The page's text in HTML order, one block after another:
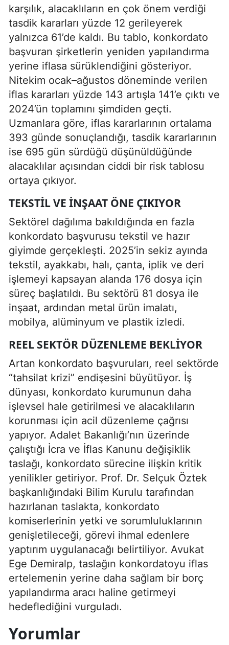
karşılık, alacaklıların en çok önem verdiği
tasdik kararları yüzde 12 gerileyerek
yalnızca 61’de kaldı. Bu tablo, konkordato
başvuran şirketlerin yeniden yapılandırma
yerine iflasa sürüklendiğini gösteriyor.
Nitekim ocak–ağustos döneminde verilen
iflas kararları yüzde 143 artışla 141’e çıktı ve
2024’ün toplamını şimdiden geçti.
Uzmanlara göre, iflas kararlarının ortalama
393 günde sonuçlandığı, tasdik kararlarının
ise 695 gün sürdüğü düşünüldüğünde
alacaklılar açısından ciddi bir risk tablosu
ortaya çıkıyor.
TEKSTIL VE İNŞAAT ÖNE ÇIKIYOR
Sektörel dağılıma bakıldığında en fazla
konkordato başvurusu tekstil ve hazır
giyimde gerçekleşti. 2025’in sekiz ayında
tekstil, ayakkabı, halı, çanta, iplik ve deri
işlemeyi kapsayan alanda 176 dosya için
süreç başlatıldı. Bu sektörü 81 dosya ile
inşaat, ardından metal ürün imalatı,
mobilya, alüminyum ve plastik izledi.
REEL SEKTÖR DÜZENLEME BEKLIYOR
Artan konkordato başvuruları, reel sektörde
“tahsilat krizi” endişesini büyütüyor. İş
dünyası, konkordato kurumunun daha
işlevsel hale getirilmesi ve alacaklıların
korunması için acil düzenleme çağrısı
yapıyor. Adalet Bakanlığı’nın üzerinde
çalıştığı İcra ve İflas Kanunu değişiklik
taslağı, konkordato sürecine ilişkin kritik
yenilikler getiriyor. Prof. Dr. Selçuk Öztek
başkanlığındaki Bilim Kurulu tarafından
hazırlanan taslakta, konkordato
komiserlerinin yetki ve sorumluluklarının
genişletileceği, görevi ihmal edenlere
yaptırım uygulanacağı belirtiliyor. Avukat
Ege Demiralp, taslağın konkordatoyu iflas
ertelemenin yerine daha sağlam bir borç
yapılandırma aracı haline getirmeyi
hedeflediğini vurguladı.
Yorumlar